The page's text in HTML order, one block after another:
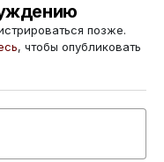
позже.
, чтобы опубликовать